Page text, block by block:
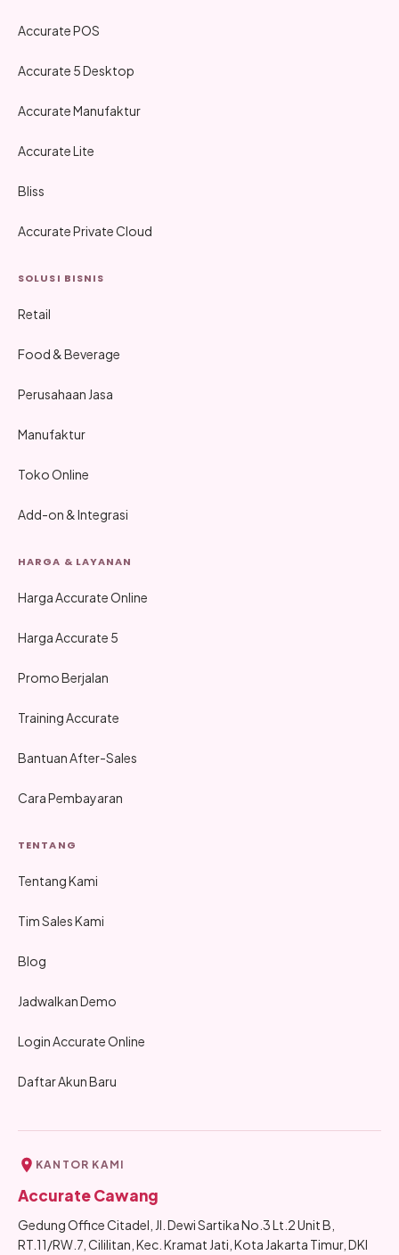
Accurate POS
Accurate 5 Desktop
Accurate Manufaktur
Accurate Lite
Bliss
Accurate Private Cloud
SOLUSI BISNIS
Retail
Food & Beverage
Perusahaan Jasa
Manufaktur
Toko Online
Add-on & Integrasi
HARGA & LAYANAN
Harga Accurate Online
Harga Accurate 5
Promo Berjalan
Training Accurate
Bantuan After-Sales
Cara Pembayaran
TENTANG
Tentang Kami
Tim Sales Kami
Blog
Jadwalkan Demo
Login Accurate Online
Daftar Akun Baru
KANTOR KAMI
Accurate Cawang
Gedung Office Citadel, Jl. Dewi Sartika No.3 Lt.2 Unit B,
RT.11/RW.7, Cililitan, Kec. Kramat Jati, Kota Jakarta Timur, DKI